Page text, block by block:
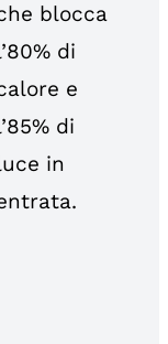
blocca
di
e
di
in